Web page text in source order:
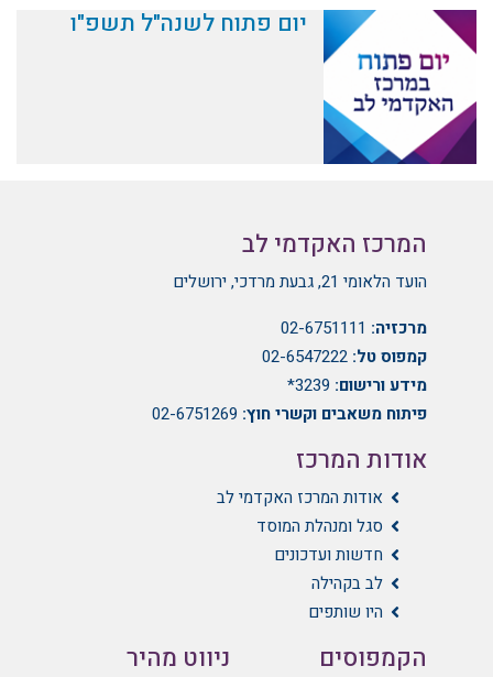
יום פתוח לשנה"ל תשפ"ו
המרכז האקדמי לב
הועד הלאומי 21, גבעת מרדכי, ירושלים
מרכזיה: 02-6751111
קמפוס טל: 02-6547222
מידע ורישום: 3239*
פיתוח משאבים וקשרי חוץ: 02-6751269
אודות המרכז
אודות המרכז האקדמי לב
סגל ומנהלת המוסד
חדשות ועדכונים
לב בקהילה
היו שותפים
הקמפוסים ניווט מהיר